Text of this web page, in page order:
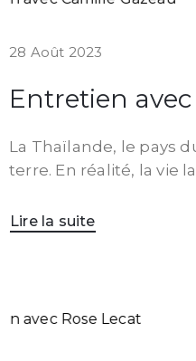
28 Août 2023
Entretien
La Thaïlande, le pays
terre. En réalité, la vie
Lire la suite